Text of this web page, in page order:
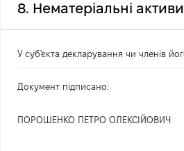
8. Нематеріальні активи
У суб'єкта декларування чи членів
Документ підписано:
ПОРОШЕНКО ПЕТРО ОЛЕКСІЙОВИЧ